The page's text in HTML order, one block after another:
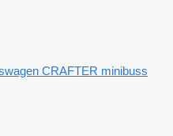
CRAFTER minibuss